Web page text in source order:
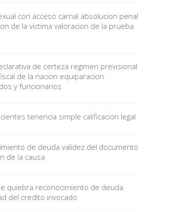
con acceso carnal absolucion penal
de la victima valoracion de la prueba
de certeza regimen previsional
de la nacion equiparacion
y funcionarios
tenencia simple calificacion legal
de deuda validez del documento
de la causa
quiebra reconocimiento de deuda
del credito invocado